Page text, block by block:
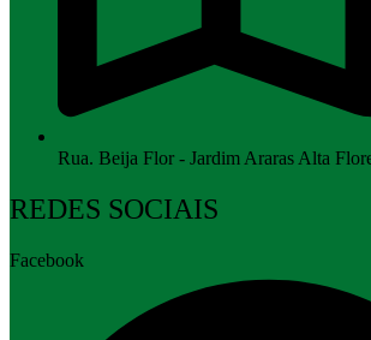
Rua. Beija Flor - Jardim Araras Alta
REDES SOCIAIS
Facebook